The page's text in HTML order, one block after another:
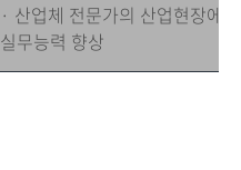
· 산업체 전문가의 산업현장에
실무능력 향상